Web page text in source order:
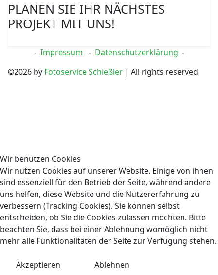
PLANEN SIE IHR NÄCHSTES
PROJEKT MIT UNS!
- Impressum - Datenschutzerklärung -
©2026 by Fotoservice Schießler | All rights reserved
Wir benutzen Cookies
Wir nutzen Cookies auf unserer Website. Einige von ihnen
sind essenziell für den Betrieb der Seite, während andere
uns helfen, diese Website und die Nutzererfahrung zu
verbessern (Tracking Cookies). Sie können selbst
entscheiden, ob Sie die Cookies zulassen möchten. Bitte
beachten Sie, dass bei einer Ablehnung womöglich nicht
mehr alle Funktionalitäten der Seite zur Verfügung stehen.
Akzeptieren Ablehnen